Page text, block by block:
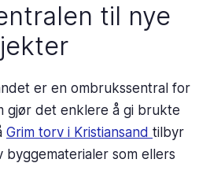
til nye
er en ombrukssentral for
gjør det enklere å gi brukte
Grim torv i Kristiansand tilbyr
byggematerialer som ellers